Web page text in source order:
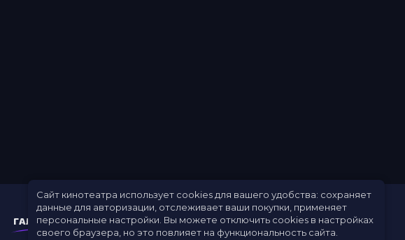
Сайт кинотеатра использует cookies для вашего удобства: сохраняет
данные для авторизации, отслеживает ваши покупки, применяет
персональные настройки. Вы можете отключить cookies в настройках
своего браузера, но это повлияет на функциональность сайта.